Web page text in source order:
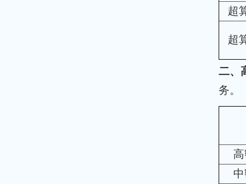
超
超
二、
务。